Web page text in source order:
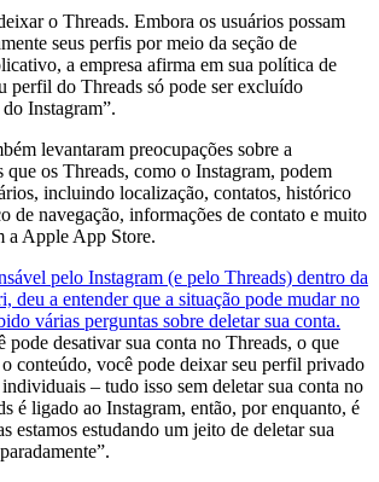
o Threads. Embora os usuários possam
seus perfis por meio da seção de
a empresa afirma em sua política de
perfil do Threads só pode ser excluído
Instagram”.
levantaram preocupações sobre a
que os Threads, como o Instagram, podem
incluindo localização, contatos, histórico
de navegação, informações de contato e muito
a Apple App Store.
pelo Instagram (e pelo Threads) dentro da
deu a entender que a situação pode mudar no
várias perguntas sobre deletar sua conta.
pode desativar sua conta no Threads, o que
conteúdo, você pode deixar seu perfil privado
– tudo isso sem deletar sua conta no
é ligado ao Instagram, então, por enquanto, é
estamos estudando um jeito de deletar sua